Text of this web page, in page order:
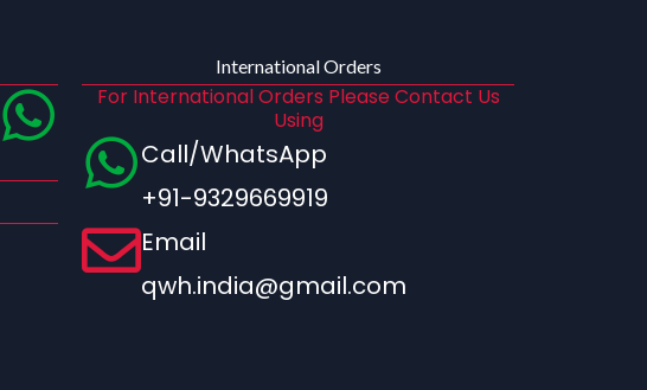
International Orders
For International Orders Please Contact Us
Using
Call/WhatsApp
+91-9329669919
Email
qwh.india@gmail.com